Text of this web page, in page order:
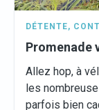
DÉTENTE,
Promenade
Allez hop, à
les
parfois bien